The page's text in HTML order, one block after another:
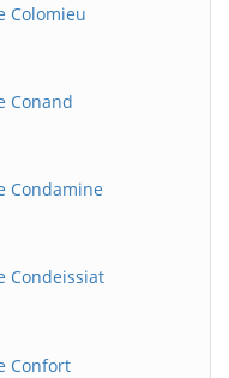
Colomieu
Conand
Condamine
Condeissiat
Confort